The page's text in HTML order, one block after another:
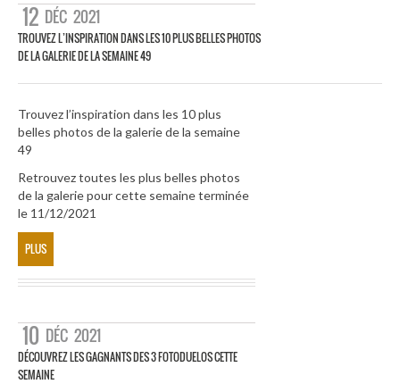
12 DÉC 2021
TROUVEZ L’INSPIRATION DANS LES 10 PLUS BELLES PHOTOS
DE LA GALERIE DE LA SEMAINE 49
Trouvez l’inspiration dans les 10 plus
belles photos de la galerie de la semaine
49
Retrouvez toutes les plus belles photos
de la galerie pour cette semaine terminée
le 11/12/2021
PLUS
10 DÉC 2021
DÉCOUVREZ LES GAGNANTS DES 3 FOTODUELOS CETTE
SEMAINE